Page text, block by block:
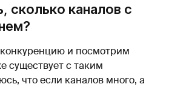
сколько каналов с
и посмотрим
существует с таким
что если каналов много, а